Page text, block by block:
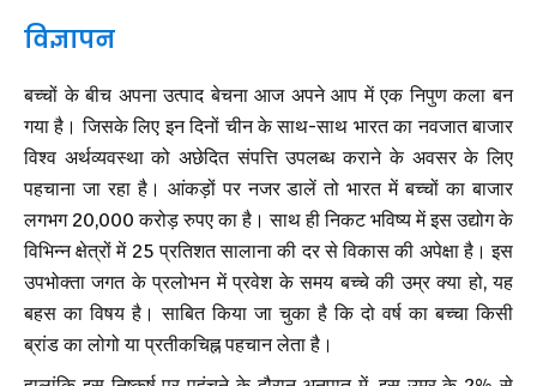
विज्ञापन
बच्चों के बीच अपना उत्पाद बेचना आज अपने आप में एक निपुण कला बन
गया है। जिसके लिए इन दिनों चीन के साथ-साथ भारत का नवजात बाजार
विश्व अर्थव्यवस्था को अछेदित संपत्ति उपलब्ध कराने के अवसर के लिए
पहचाना जा रहा है। आंकड़ों पर नजर डालें तो भारत में बच्चों का बाजार
लगभग 20,000 करोड़ रुपए का है। साथ ही निकट भविष्य में इस उद्योग के
विभिन्न क्षेत्रों में 25 प्रतिशत सालाना की दर से विकास की अपेक्षा है। इस
उपभोक्ता जगत के प्रलोभन में प्रवेश के समय बच्चे की उम्र क्या हो, यह
बहस का विषय है। साबित किया जा चुका है कि दो वर्ष का बच्चा किसी
ब्रांड का लोगो या प्रतीकचिह्न पहचान लेता है।